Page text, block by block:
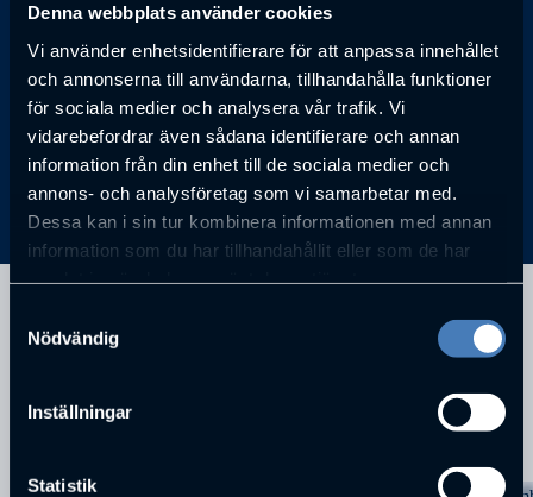
Denna webbplats använder cookies
Vi använder enhetsidentifierare för att anpassa innehållet
och annonserna till användarna, tillhandahålla funktioner
för sociala medier och analysera vår trafik. Vi
vidarebefordrar även sådana identifierare och annan
information från din enhet till de sociala medier och
annons- och analysföretag som vi samarbetar med.
Dessa kan i sin tur kombinera informationen med annan
information som du har tillhandahållit eller som de har
Nödvändig
Inställningar
Statistik
Bo Rydin
STYRELSEORDFÖRANDE, SCA
Anmälan till föreläsning har passerat